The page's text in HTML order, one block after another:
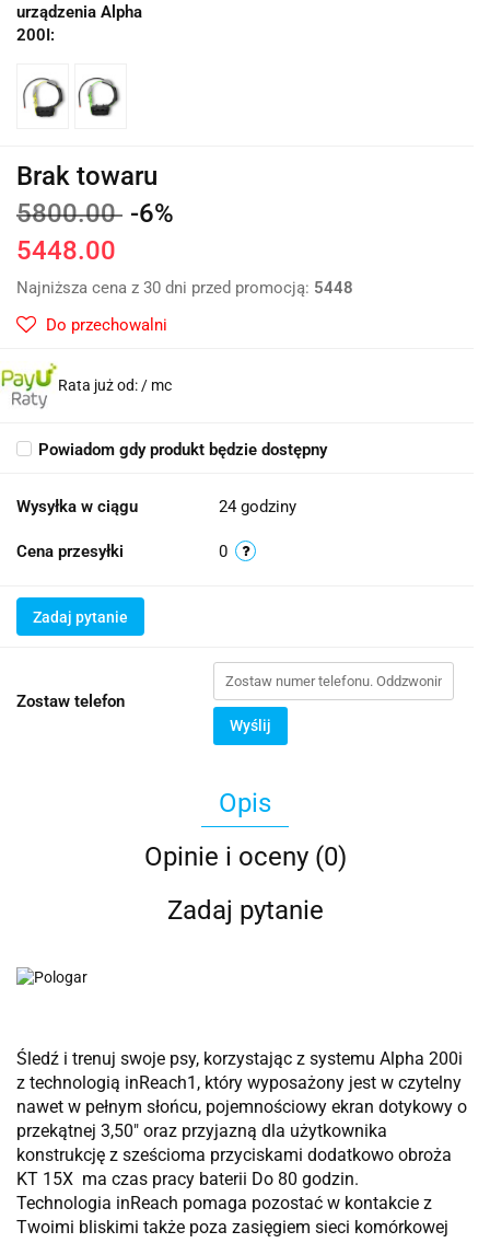
urządzenia Alpha
200I:
Brak towaru
5800.00 -6%
5448.00
Najniższa cena z 30 dni przed promocją: 5448
Do przechowalni
Rata już od: / mc
Powiadom gdy produkt będzie dostępny
Wysyłka w ciągu 24 godziny
Cena przesyłki 0
Zadaj pytanie
Zostaw telefon
Wyślij
Opis
Opinie i oceny (0)
Zadaj pytanie
Śledź i trenuj swoje psy, korzystając z systemu Alpha 200i
z technologią inReach1, który wyposażony jest w czytelny
nawet w pełnym słońcu, pojemnościowy ekran dotykowy o
przekątnej 3,50″ oraz przyjazną dla użytkownika
konstrukcję z sześcioma przyciskami dodatkowo obroża
KT 15X ma czas pracy baterii Do 80 godzin.
Technologia inReach pomaga pozostać w kontakcie z
Twoimi bliskimi także poza zasięgiem sieci komórkowej